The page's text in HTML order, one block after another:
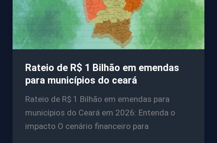
Rateio de R$ 1 Bilhão em emendas
para municípios do ceará
Rateio de R$ 1 Bilhão em emendas para
municípios do Ceará em 2026: Entenda o
impacto O cenário financeiro para